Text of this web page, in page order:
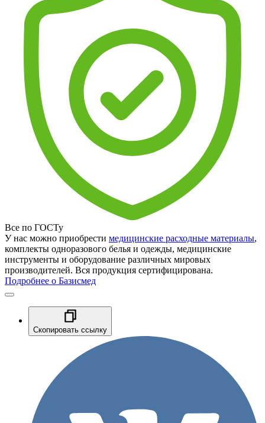
Все по ГОСТу
У нас можно приобрести медицинские расходные материалы,
комплекты одноразового белья и одежды, медицинские
инструменты и оборудование различных мировых
производителей. Вся продукция сертифицирована.
Подробнее о Базисмед
Скопировать ссылку